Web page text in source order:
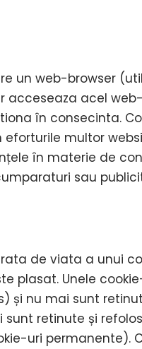
un web-browser
acel
în consecinta.
multor
în materie de
sau
de viata a unui
plasat. Unele
și nu mai sunt
retinute și
uri permanente).